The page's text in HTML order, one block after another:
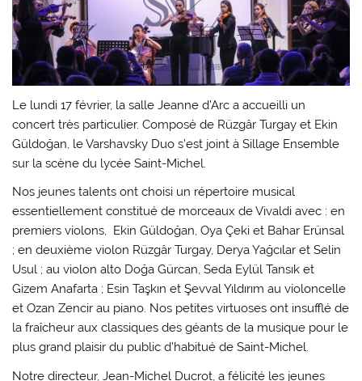
Le lundi 17 février, la salle Jeanne d’Arc a accueilli un
concert très particulier. Composé de Rüzgâr Turgay et Ekin
Güldoğan, le Varshavsky Duo s’est joint à Sillage Ensemble
sur la scène du lycée Saint-Michel.
Nos jeunes talents ont choisi un répertoire musical
essentiellement constitué de morceaux de Vivaldi avec : en
premiers violons, Ekin Güldoğan, Oya Çeki et Bahar Erünsal
; en deuxième violon Rüzgâr Turgay, Derya Yağcılar et Selin
Usul ; au violon alto Doğa Gürcan, Seda Eylül Tansık et
Gizem Anafarta ; Esin Taşkın et Şevval Yıldırım au violoncelle
et Ozan Zencir au piano. Nos petites virtuoses ont insufflé de
la fraîcheur aux classiques des géants de la musique pour le
plus grand plaisir du public d’habitué de Saint-Michel.
Notre directeur, Jean-Michel Ducrot, a félicité les jeunes